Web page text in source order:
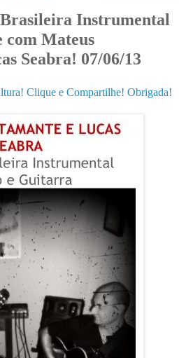
Instrumental
com Mateus
Seabra! 07/06/13
Clique e Compartilhe! Obrigada!